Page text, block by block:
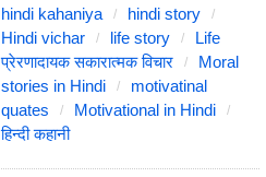
hindi kahaniya
hindi story
Hindi vichar
life story
Life
प्रेरणादायक सकारात्मक विचार
Moral
stories in Hindi
motivatinal
quates
Motivational in Hindi
हिन्दी कहानी